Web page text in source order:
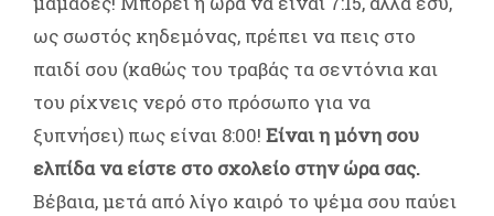
ως σωστός κηδεμόνας, πρέπει να πεις στο
παιδί σου (καθώς του τραβάς τα σεντόνια και
του ρίχνεις νερό στο πρόσωπο για να
ξυπνήσει) πως είναι 8:00! Είναι η μόνη σου
ελπίδα να είστε στο σχολείο στην ώρα σας.
Βέβαια, μετά από λίγο καιρό τo ψέμα σου παύει